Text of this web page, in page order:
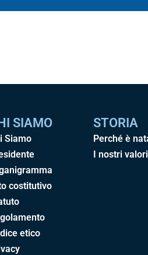
SIAMO
Siamo
costitutivo
etico
STORIA
Perché è
I nostri valori